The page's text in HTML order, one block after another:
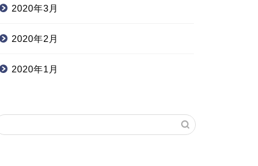
2020年3月
2020年2月
2020年1月